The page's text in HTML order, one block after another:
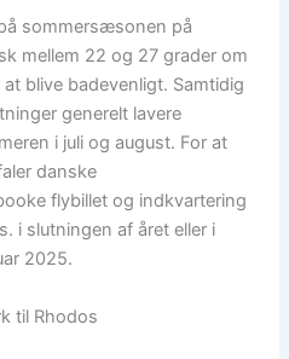
sommersæsonen på
mellem 22 og 27 grader om
blive badevenligt. Samtidig
generelt lavere
i juli og august. For at
danske
flybillet og indkvartering
i slutningen af året eller i
2025.
til Rhodos